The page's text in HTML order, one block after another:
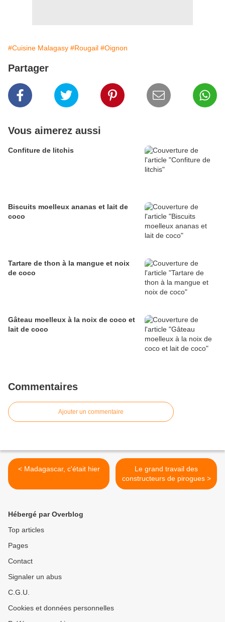
#Cuisine Malagasy #Rougail #Oignon
Partager
Vous aimerez aussi
Confiture de litchis
Biscuits moelleux ananas et lait de
coco
Tartare de thon à la mangue et noix
de coco
Gâteau moelleux à la noix de coco et
lait de coco
Commentaires
Ajouter un commentaire
< Madagascar, c'était hier
Le grand travail des
constructeurs de pirogues >
Hébergé par Overblog
Top articles
Pages
Contact
Signaler un abus
C.G.U.
Cookies et données personnelles